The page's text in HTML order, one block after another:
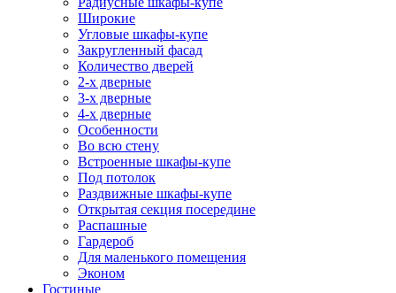
Широкие
Угловые шкафы-купе
Закругленный фасад
Количество дверей
2-х дверные
3-х дверные
4-х дверные
Особенности
Во всю стену
Встроенные шкафы-купе
Под потолок
Раздвижные шкафы-купе
Открытая секция посередине
Распашные
Гардероб
Для маленького помещения
Эконом
Гостиные